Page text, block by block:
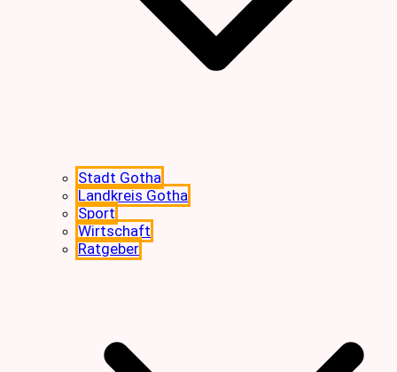
Stadt Gotha
Landkreis Gotha
Sport
Wirtschaft
Ratgeber